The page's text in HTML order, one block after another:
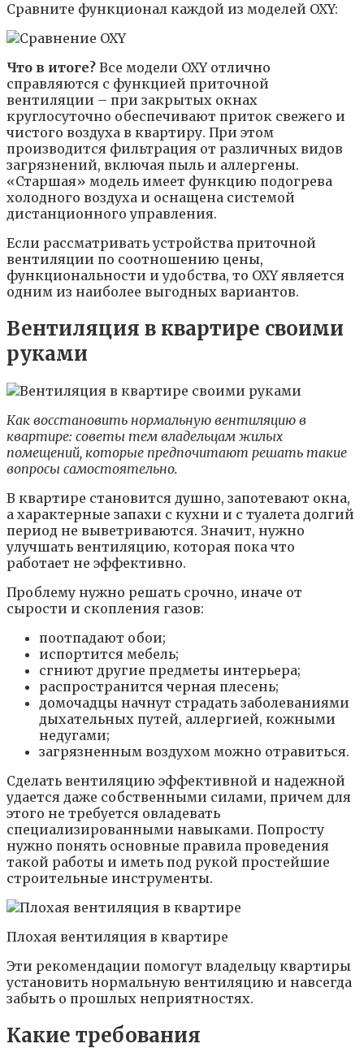
Сравните функционал каждой из моделей OXY:
Что в итоге? Все модели OXY отлично
справляются с функцией приточной
вентиляции – при закрытых окнах
круглосуточно обеспечивают приток свежего и
чистого воздуха в квартиру. При этом
производится фильтрация от различных видов
загрязнений, включая пыль и аллергены.
«Старшая» модель имеет функцию подогрева
холодного воздуха и оснащена системой
дистанционного управления.
Если рассматривать устройства приточной
вентиляции по соотношению цены,
функциональности и удобства, то OXY является
одним из наиболее выгодных вариантов.
Вентиляция в квартире своими
руками
Как восстановить нормальную вентиляцию в
квартире: советы тем владельцам жилых
помещений, которые предпочитают решать такие
вопросы самостоятельно.
В квартире становится душно, запотевают окна,
а характерные запахи с кухни и с туалета долгий
период не выветриваются. Значит, нужно
улучшать вентиляцию, которая пока что
работает не эффективно.
Проблему нужно решать срочно, иначе от
сырости и скопления газов:
поотпадают обои;
испортится мебель;
сгниют другие предметы интерьера;
распространится черная плесень;
домочадцы начнут страдать заболеваниями
дыхательных путей, аллергией, кожными
недугами;
загрязненным воздухом можно отравиться.
Сделать вентиляцию эффективной и надежной
удается даже собственными силами, причем для
этого не требуется овладевать
специализированными навыками. Попросту
нужно понять основные правила проведения
такой работы и иметь под рукой простейшие
строительные инструменты.
Плохая вентиляция в квартире
Эти рекомендации помогут владельцу квартиры
установить нормальную вентиляцию и навсегда
забыть о прошлых неприятностях.
Какие требования